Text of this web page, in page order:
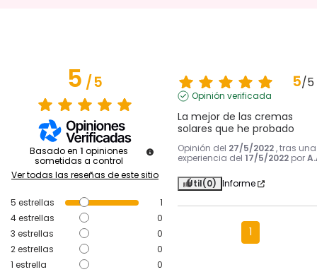
5/5
Basado en 1 opiniones
sometidas a control
Ver todas las reseñas de este sitio
5 estrellas
1
4estrellas
0
3 estrellas
0
2estrellas
0
1 estrella 0
5/5
Opinión verificada
La mejor de las cremas
solares que he probado
Opinión del 27/5/2022 , tras una
experiencia del 17/5/2022 por
Útil(0) Informe
1